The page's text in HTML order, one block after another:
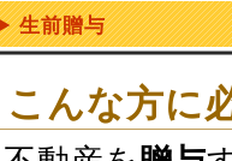
生前贈与
こんな方に